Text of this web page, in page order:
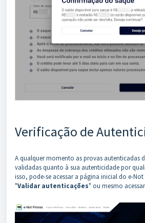
Verificação de
A qualquer momento as provas autenticadas
validadas quanto à sua autenticidade por
isso, pode-se acessar a página inicial do e-
"Validar autenticações" ou mesmo acessar